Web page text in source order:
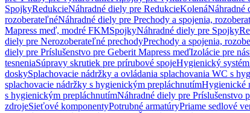
SpojkyRedukcieNáhradné diely pre RedukcieKolenáNáhradné
rozoberateľnéNáhradné diely pre Prechody a spojenia,
Mapress meď, modré FKMSpojkyNáhradné diely pre Spojky
diely pre Nerozoberateľné prechodyPrechody a spojenia,
diely pre Príslušenstvo pre Geberit Mapress meďIzolácie pre
tesneniaSúpravy skrutiek pre prírubové spojeHygienický
doskySplachovacie nádržky a ovládania splachovania WC s
splachovacie nádržky s hygienickým prepláchnutímHygienické
s hygienickým prepláchnutímNáhradné diely pre Príslušenstvo
zdrojeSieťové komponentyPotrubné armatúryPriame sedlové